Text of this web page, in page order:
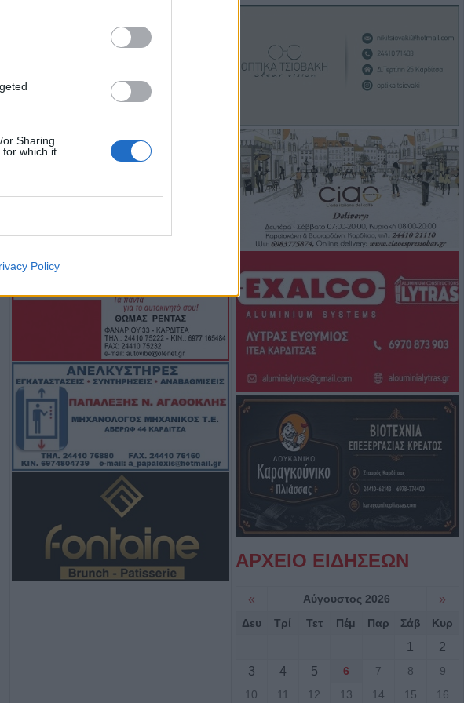
Sharing
which it
Policy
6 Αυγούστου 2026, 19:32
από πτώση στη Νέα Ζωή
Τροχαίο στην Αγιά: Μοτοσικλέτα
συγκρούστηκε με νταλίκα – Στο
6 Αυγούστου 2026, 19:15
άνδρες για τον θάνατο 72χρονου
6 Αυγούστου 2026, 17:50
Την Παρασκευή 7 Αυγούστου η
κηδεία του Αθανάσιου Ταξιάρχη
6 Αυγούστου 2026, 17:46
Πυρκαγιά σε γεωργική έκταση
στην Κρήνη Φαρσάλων – Μεγάλη
κινητοποίηση της Πυροσβεστικής
(+Βίντεο)
6 Αυγούστου 2026, 17:36
Δημόσιες Σ.Α.Ε.Κ.: 860 τμήματα
και 95 ειδικότητες για το 2026-
Την Παρασκευή (7/8) η δεύτερη
καταβολή του βοηθήματος του
ΛΑΕ-ΟΠΕΚΑ
ΑΡΧΕΙΟ ΕΙΔΗΣΕΩΝ
« Αύγουστος 2026 »
Δευ Τρί Τετ Πέμ Παρ Σάβ Κυρ
1
2
3
4 5 6 7 8
9
10
11 12 13 14 15
16